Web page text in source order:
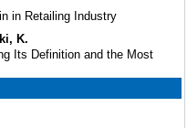
in Retailing Industry
K.
Its Definition and the Most